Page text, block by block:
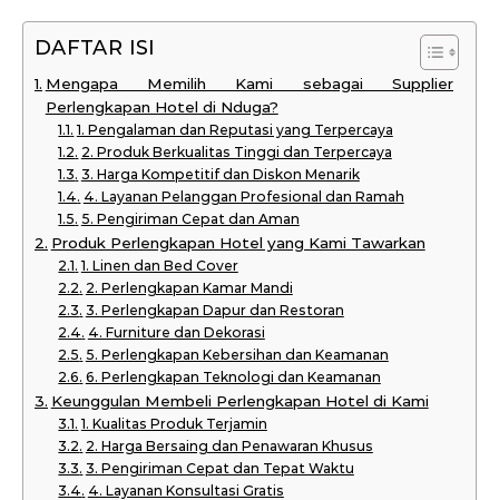
DAFTAR ISI
Mengapa Memilih Kami sebagai Supplier
Perlengkapan Hotel di Nduga?
1. Pengalaman dan Reputasi yang Terpercaya
2. Produk Berkualitas Tinggi dan Terpercaya
3. Harga Kompetitif dan Diskon Menarik
4. Layanan Pelanggan Profesional dan Ramah
5. Pengiriman Cepat dan Aman
Produk Perlengkapan Hotel yang Kami Tawarkan
1. Linen dan Bed Cover
2. Perlengkapan Kamar Mandi
3. Perlengkapan Dapur dan Restoran
4. Furniture dan Dekorasi
5. Perlengkapan Kebersihan dan Keamanan
6. Perlengkapan Teknologi dan Keamanan
Keunggulan Membeli Perlengkapan Hotel di Kami
1. Kualitas Produk Terjamin
2. Harga Bersaing dan Penawaran Khusus
3. Pengiriman Cepat dan Tepat Waktu
4. Layanan Konsultasi Gratis